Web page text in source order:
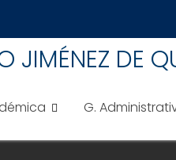
JIMÉNEZ DE
G.